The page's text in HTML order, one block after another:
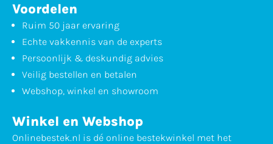
Voordelen
Ruim 50 jaar ervaring
Echte vakkennis van de experts
Persoonlijk & deskundig advies
Veilig bestellen en betalen
Webshop, winkel en showroom
Winkel en Webshop
Onlinebestek.nl is dé online bestekwinkel met het